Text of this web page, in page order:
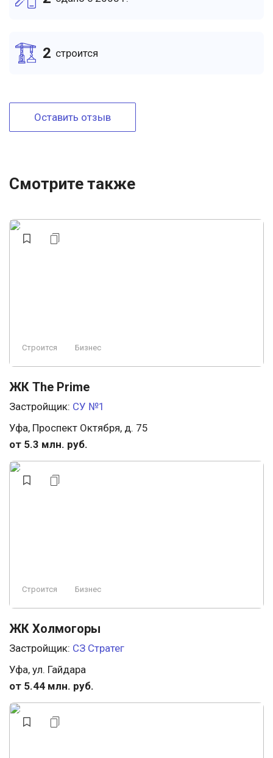
2 cтроится
Оставить отзыв
Смотрите также
Строится Бизнес
ЖК The Prime
Застройщик: СУ №1
Уфа, Проспект Октября, д. 75
от 5.3 млн. руб.
Строится Бизнес
ЖК Холмогоры
Застройщик: СЗ Стратег
Уфа, ул. Гайдара
от 5.44 млн. руб.